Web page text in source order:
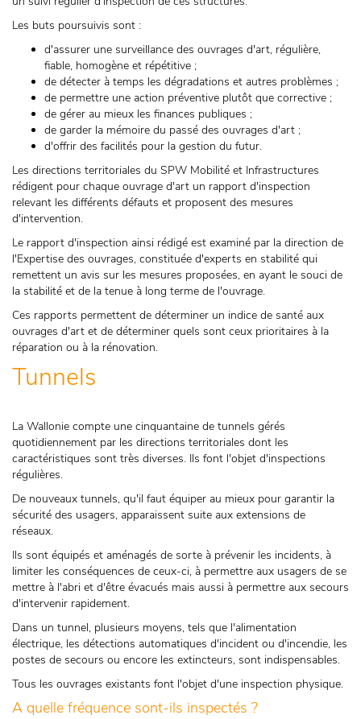
Les buts poursuivis sont :
d'assurer une surveillance des ouvrages d'art, régulière,
fiable, homogène et répétitive ;
de détecter à temps les dégradations et autres problèmes ;
de permettre une action préventive plutôt que corrective ;
de gérer au mieux les finances publiques ;
de garder la mémoire du passé des ouvrages d'art ;
d'offrir des facilités pour la gestion du futur.
Les directions territoriales du SPW Mobilité et Infrastructures
rédigent pour chaque ouvrage d'art un rapport d'inspection
relevant les différents défauts et proposent des mesures
d'intervention.
Le rapport d'inspection ainsi rédigé est examiné par la direction de
l'Expertise des ouvrages, constituée d'experts en stabilité qui
remettent un avis sur les mesures proposées, en ayant le souci de
la stabilité et de la tenue à long terme de l'ouvrage.
Ces rapports permettent de déterminer un indice de santé aux
ouvrages d'art et de déterminer quels sont ceux prioritaires à la
réparation ou à la rénovation.
Tunnels
La Wallonie compte une cinquantaine de tunnels gérés
quotidiennement par les directions territoriales dont les
caractéristiques sont très diverses. Ils font l'objet d'inspections
régulières.
De nouveaux tunnels, qu'il faut équiper au mieux pour garantir la
sécurité des usagers, apparaissent suite aux extensions de
réseaux.
Ils sont équipés et aménagés de sorte à prévenir les incidents, à
limiter les conséquences de ceux-ci, à permettre aux usagers de se
mettre à l'abri et d'être évacués mais aussi à permettre aux secours
d'intervenir rapidement.
Dans un tunnel, plusieurs moyens, tels que l'alimentation
électrique, les détections automatiques d'incident ou d'incendie, les
postes de secours ou encore les extincteurs, sont indispensables.
Tous les ouvrages existants font l'objet d'une inspection physique.
A quelle fréquence sont-ils inspectés ?